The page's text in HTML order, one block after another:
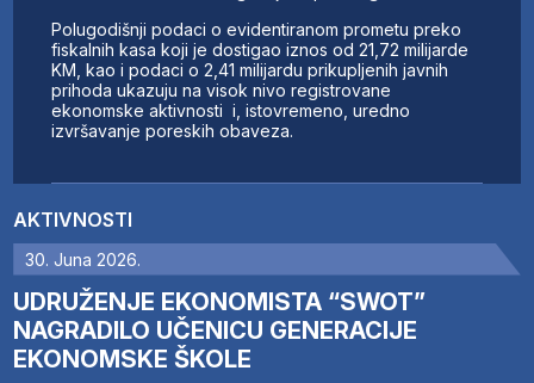
AKTIVNOSTI
30. Juna 2026.
UDRUŽENJE EKONOMISTA “SWOT”
NAGRADILO UČENICU GENERACIJE
EKONOMSKE ŠKOLE
Polugodišnji podaci o evidentiranom prometu preko
fiskalnih kasa koji je dostigao iznos od 21,72 milijarde
KM, kao i podaci o 2,41 milijardu prikupljenih javnih
prihoda ukazuju na visok nivo registrovane
ekonomske aktivnosti i, istovremeno, uredno
izvršavanje poreskih obaveza.